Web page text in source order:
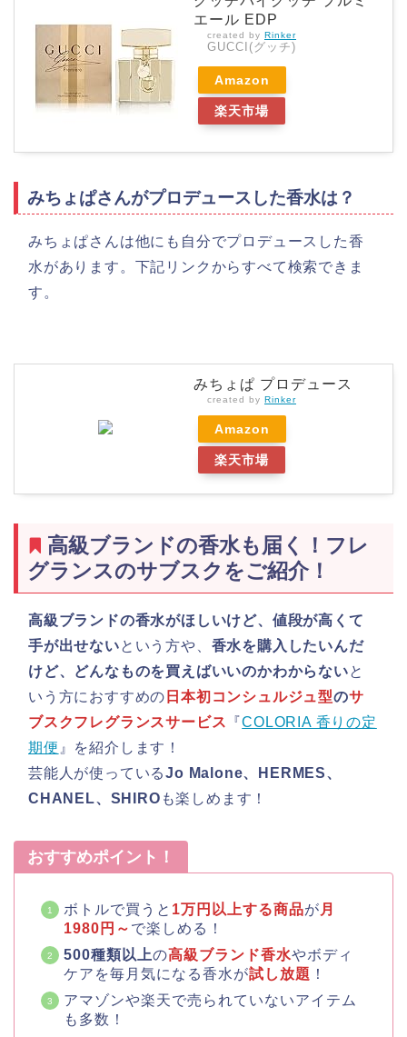
エール EDP
created by Rinker
GUCCI(グッチ)
Amazon
楽天市場
みちょぱさんがプロデュースした香水は？
みちょぱさんは他にも自分でプロデュースした香
水があります。下記リンクからすべて検索できま
す。
みちょぱ プロデュース
created by Rinker
Amazon
楽天市場
高級ブランドの香水も届く！フレ
グランスのサブスクをご紹介！
高級ブランドの香水がほしいけど、値段が高くて
手が出せないという方や、 香水を購入したいんだ
けど、どんなものを買えばいいのかわからないと
いう方におすすめの 日本初コンシュルジュ型のサ
ブスクフレグランスサービス 『COLORIA 香りの定
期便 』を紹介します！
芸能人が使っているJo Malone、HERMES、
CHANEL、SHIRO も楽しめます！
おすすめポイント！
ボトルで買うと 1万円以上する商品が 月
1980円～ で楽しめる！
500種類以上の高級ブランド香水やボディ
ケアを毎月気になる香水が試し放題 ！
アマゾンや楽天で売られていないアイテム
も多数！